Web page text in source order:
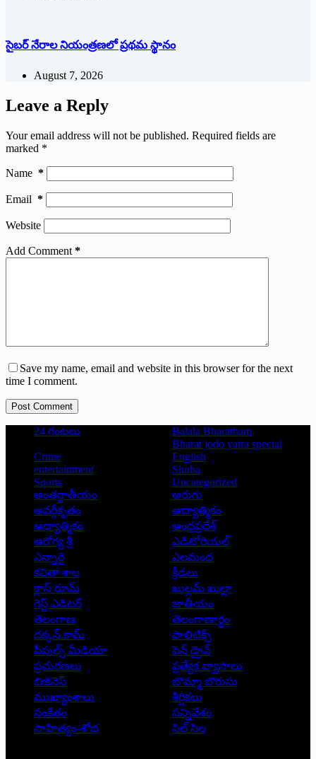
సైబర్ నేరాల నియంత్రణలో ప్రథమ స్థానం
August 7, 2026
Leave a Reply
Your email address will not be published. Required fields are
marked *
Name *
Email *
Website
Add Comment *
Save my name, email and website in this browser for the next
time I comment.
Post Comment
24 గంటలు
Balala Bharatham
Bharat jodo yatra special
Crime
English
entertainment
Shoba
Sports
Uncategorized
అంతర్జాతీయం
అరుగు
అవర్గీకృతం
ఆద్యాత్మికం
ఆధ్యాత్మికం
ఆంధ్రప్రదేశ్
ఆరోగ్య శ్రీ
ఎడిటోరియల్
ఎన్నారై
ఎలమంద
కవితా శాల
క్రీడలు
క్లాస్ రూమ్
ఖుల్లమ్ ఖుల్లా
గెస్ట్ ఎడిటర్
జాతీయం
తెలంగాణ
తెలంగాణార్థం
దక్కన్.కామ్
పాలిటిక్స్
పీపుల్స్ ‌మీడియా
పెన్ డ్రైవ్
ప్రచురణలు
ప్రత్యేక వ్యాసాలు
బిజినెస్
బొమ్మా బొరుసు
ముఖ్యాంశాలు
శీర్షికలు
సంకేతం
సన్నివేశం
సాహిత్యం-శోభ
సిల్ సిల